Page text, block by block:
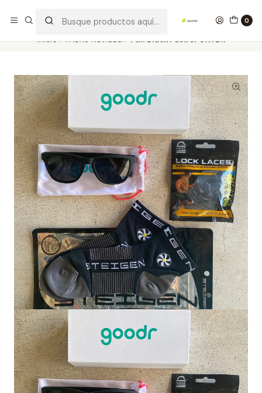
0
Inicio PACKS Navidad Full Black Pack SPORTBR